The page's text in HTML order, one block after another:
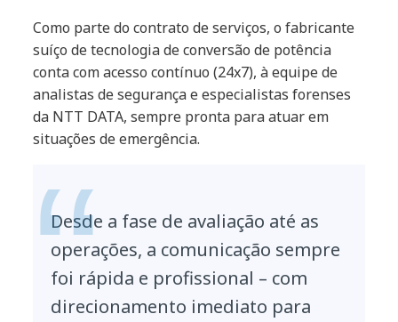
Como parte do contrato de serviços, o fabricante
suíço de tecnologia de conversão de potência
conta com acesso contínuo (24x7), à equipe de
analistas de segurança e especialistas forenses
da NTT DATA, sempre pronta para atuar em
situações de emergência.
Desde a fase de avaliação até as
operações, a comunicação sempre
foi rápida e profissional – com
direcionamento imediato para